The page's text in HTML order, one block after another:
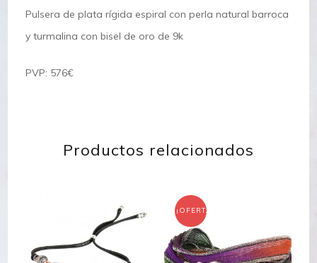
Pulsera de plata rígida espiral con perla natural barroca
y turmalina con bisel de oro de 9k
PVP: 576€
Productos relacionados
¡OFERTA!